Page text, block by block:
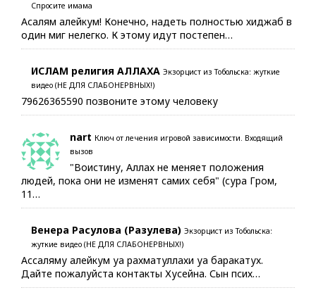
Спросите имама
Асалям алейкум! Конечно, надеть полностью хиджаб в
один миг нелегко. К этому идут постепен…
ИСЛАМ религия АЛЛАХА Экзорцист из Тобольска: жуткие
видео (НЕ ДЛЯ СЛАБОНЕРВНЫХ!)
79626365590 позвоните этому человеку
nart Ключ от лечения игровой зависимости. Входящий
вызов
"Воистину, Аллах не меняет положения
людей, пока они не изменят самих себя" (сура Гром,
11…
Венера Расулова (Разулева) Экзорцист из Тобольска:
жуткие видео (НЕ ДЛЯ СЛАБОНЕРВНЫХ!)
Ассаляму алейкум уа рахматуллахи уа баракатух.
Дайте пожалуйста контакты Хусейна. Сын псих…